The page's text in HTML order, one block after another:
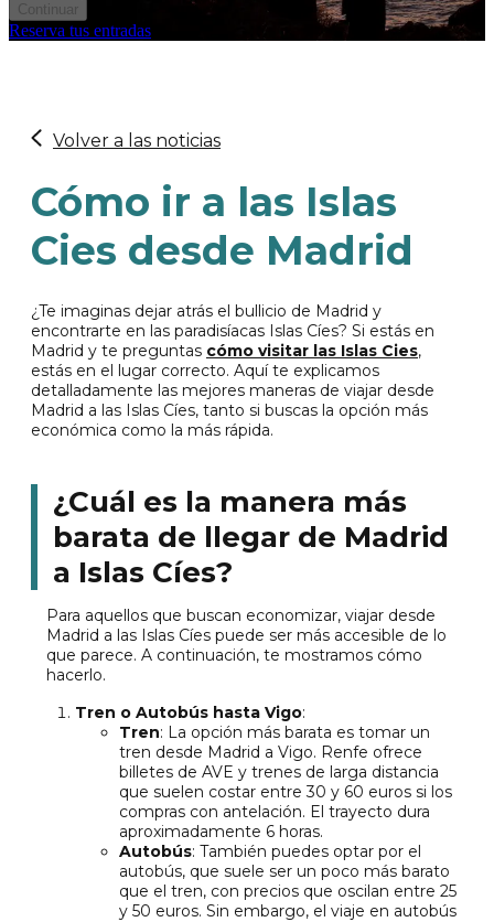
Continuar
Reserva tus entradas
Volver a las noticias
Cómo ir a las Islas
Cies desde Madrid
¿Te imaginas dejar atrás el bullicio de Madrid y
encontrarte en las paradisíacas Islas Cíes? Si estás en
Madrid y te preguntas cómo visitar las Islas Cies,
estás en el lugar correcto. Aquí te explicamos
detalladamente las mejores maneras de viajar desde
Madrid a las Islas Cíes, tanto si buscas la opción más
económica como la más rápida.
¿Cuál es la manera más
barata de llegar de Madrid
a Islas Cíes?
Para aquellos que buscan economizar, viajar desde
Madrid a las Islas Cíes puede ser más accesible de lo
que parece. A continuación, te mostramos cómo
hacerlo.
Tren o Autobús hasta Vigo:
Tren: La opción más barata es tomar un
tren desde Madrid a Vigo. Renfe ofrece
billetes de AVE y trenes de larga distancia
que suelen costar entre 30 y 60 euros si los
compras con antelación. El trayecto dura
aproximadamente 6 horas.
Autobús: También puedes optar por el
autobús, que suele ser un poco más barato
que el tren, con precios que oscilan entre 25
y 50 euros. Sin embargo, el viaje en autobús